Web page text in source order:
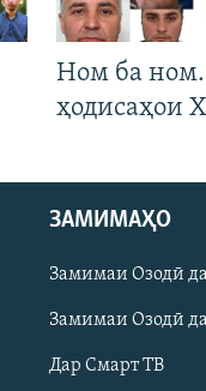
Ном ба
ҳодисаҳои
ЗАМИМАҲО
Замимаи Озодӣ
Замимаи Озодӣ
Дар Смарт ТВ